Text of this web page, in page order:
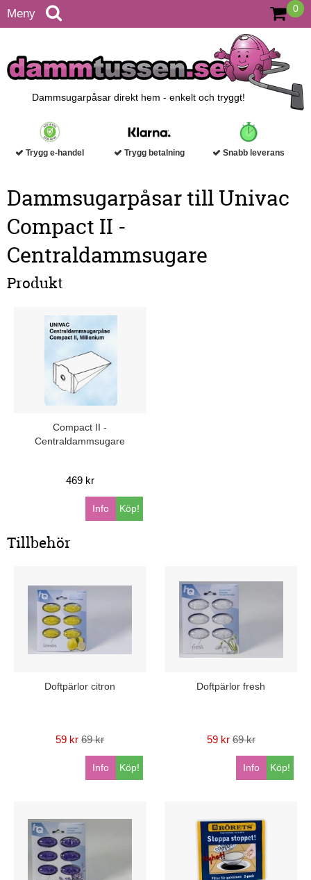
Meny 0
Dammsugarpåsar direkt hem - enkelt och tryggt!
Trygg e-handel Trygg betalning Snabb leverans
Dammsugarpåsar till Univac
Compact II -
Centraldammsugare
Produkt
Compact II -
Centraldammsugare
469 kr
Köp!
Info
Tillbehör
Doftpärlor citron
59 kr 69 kr
Köp!
Info
Doftpärlor fresh
59 kr 69 kr
Köp!
Info